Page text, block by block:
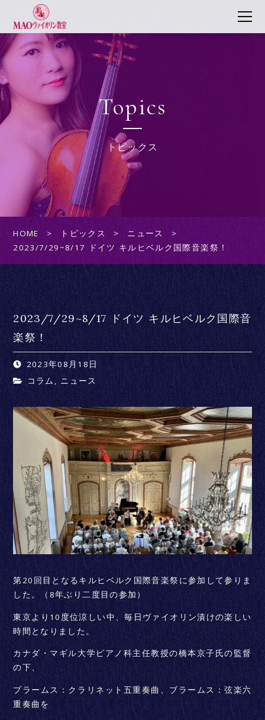
Topics
トピックス
HOME トピックス
ニュース
2023/7/29~8/17 ドイツ キルヒベルク国際音楽祭！
2023/7/29~8/17 ドイツ キルヒベルク国際音
楽祭！
2023年08月18日
コラム ,ニュース
第20回目となるキルヒベルク国際音楽祭に参加して参りま
した。（8年ぶり二度目の参加）
東京より10度位涼しい中、毎日ヴァイオリン漬けの楽しい
時間となりました。
カナダ・マギル大学ピアノ科主任教授の橋本京子氏の監督
の下、
ブラームス：クラリネット五重奏曲、ブラームス：弦楽六
重奏曲を